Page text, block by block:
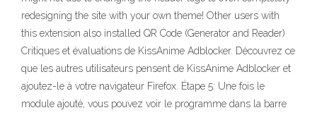
redesigning the site with your own theme! Other users with
this extension also installed QR Code (Generator and Reader)
Critiques et évaluations de KissAnime Adblocker. Découvrez ce
que les autres utilisateurs pensent de KissAnime Adblocker et
ajoutez-le à votre navigateur Firefox. Étape 5: Une fois le
module ajouté, vous pouvez voir le programme dans la barre